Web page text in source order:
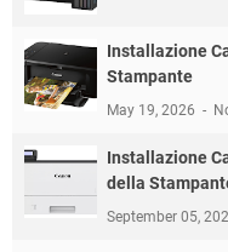
Installazione
Stampante
May 19, 2026
Installazione
della
September 05,